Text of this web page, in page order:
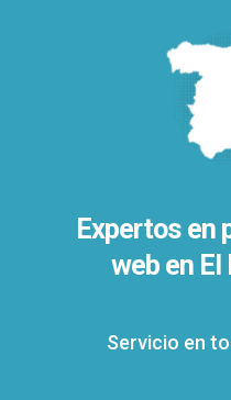
Expertos en
web en El
Servicio en